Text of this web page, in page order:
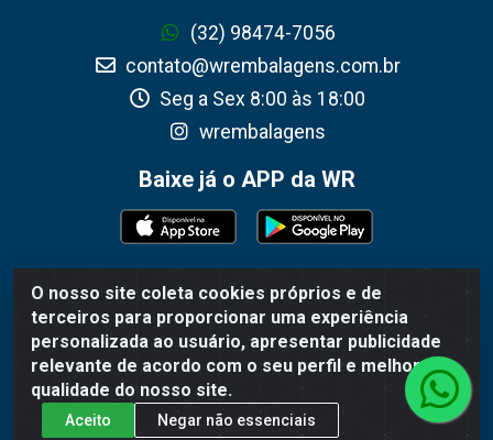
O nosso site coleta cookies próprios e de
terceiros para proporcionar uma experiência
personalizada ao usuário, apresentar publicidade
relevante de acordo com o seu perfil e melhorar a
qualidade do nosso site.
Aceito Negar não essenciais
(32) 98474-7056
contato@wrembalagens.com.br
Seg a Sex 8:00 às 18:00
wrembalagens
Baixe já o APP da WR
WR Embalagens - R. Cel. Teodoro Gomes de Araújo, 1360 -
Grogotó - Barbacena / MG - CEP 36202-628 - CNPJ
02.692.206/0001-55